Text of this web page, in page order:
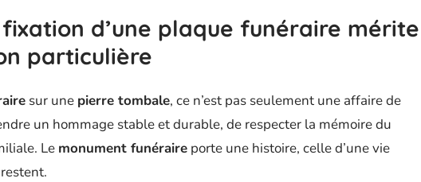
d’une plaque funéraire mérite
particulière
sur une pierre tombale, ce n’est pas seulement une affaire de
un hommage stable et durable, de respecter la mémoire du
Le monument funéraire porte une histoire, celle d’une vie